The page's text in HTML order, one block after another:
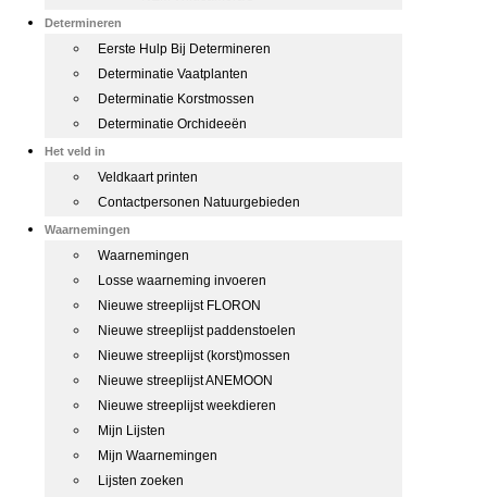
Determineren
Eerste Hulp Bij Determineren
Determinatie Vaatplanten
Determinatie Korstmossen
Determinatie Orchideeën
Het veld in
Veldkaart printen
Contactpersonen Natuurgebieden
Waarnemingen
Waarnemingen
Losse waarneming invoeren
Nieuwe streeplijst FLORON
Nieuwe streeplijst paddenstoelen
Nieuwe streeplijst (korst)mossen
Nieuwe streeplijst ANEMOON
Nieuwe streeplijst weekdieren
Mijn Lijsten
Mijn Waarnemingen
Lijsten zoeken